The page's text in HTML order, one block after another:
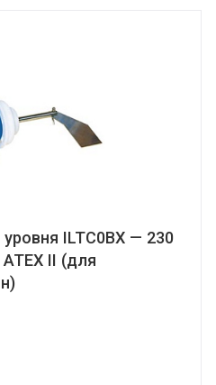
ILTC0BX — 230
II (для